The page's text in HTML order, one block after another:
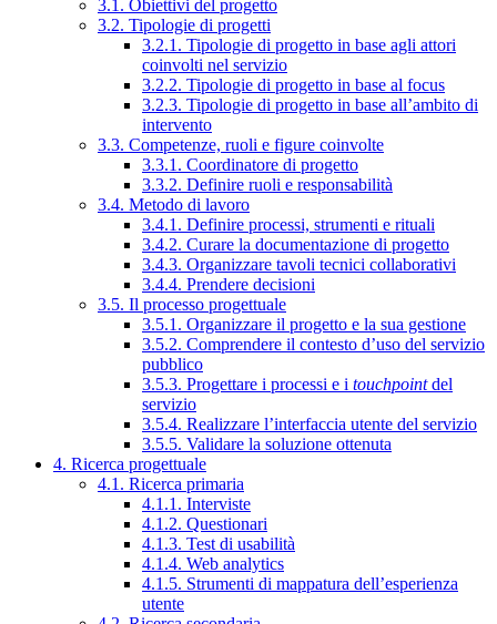
3.1. Obiettivi del progetto
3.2. Tipologie di progetti
3.2.1. Tipologie di progetto in base agli attori
coinvolti nel servizio
3.2.2. Tipologie di progetto in base al focus
3.2.3. Tipologie di progetto in base all’ambito di
intervento
3.3. Competenze, ruoli e figure coinvolte
3.3.1. Coordinatore di progetto
3.3.2. Definire ruoli e responsabilità
3.4. Metodo di lavoro
3.4.1. Definire processi, strumenti e rituali
3.4.2. Curare la documentazione di progetto
3.4.3. Organizzare tavoli tecnici collaborativi
3.4.4. Prendere decisioni
3.5. Il processo progettuale
3.5.1. Organizzare il progetto e la sua gestione
3.5.2. Comprendere il contesto d’uso del servizio
pubblico
3.5.3. Progettare i processi e i touchpointdel
servizio
3.5.4. Realizzare l’interfaccia utente del servizio
3.5.5. Validare la soluzione ottenuta
4. Ricerca progettuale
4.1. Ricerca primaria
4.1.1. Interviste
4.1.2. Questionari
4.1.3. Test di usabilità
4.1.4. Web analytics
4.1.5. Strumenti di mappatura dell’esperienza
utente